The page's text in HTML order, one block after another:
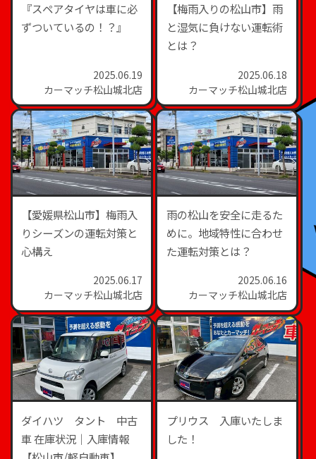
『スペアタイヤは車に必
ずついているの！？』
2025.06.19
カーマッチ松山城北店
【梅雨入りの松山市】雨
と湿気に負けない運転術
とは？
2025.06.18
カーマッチ松山城北店
【愛媛県松山市】梅雨入
りシーズンの運転対策と
心構え
2025.06.17
カーマッチ松山城北店
雨の松山を安全に走るた
めに。地域特性に合わせ
た運転対策とは？
2025.06.16
カーマッチ松山城北店
ダイハツ タント 中古
車 在庫状況｜入庫情報
プリウス 入庫いたしま
した！